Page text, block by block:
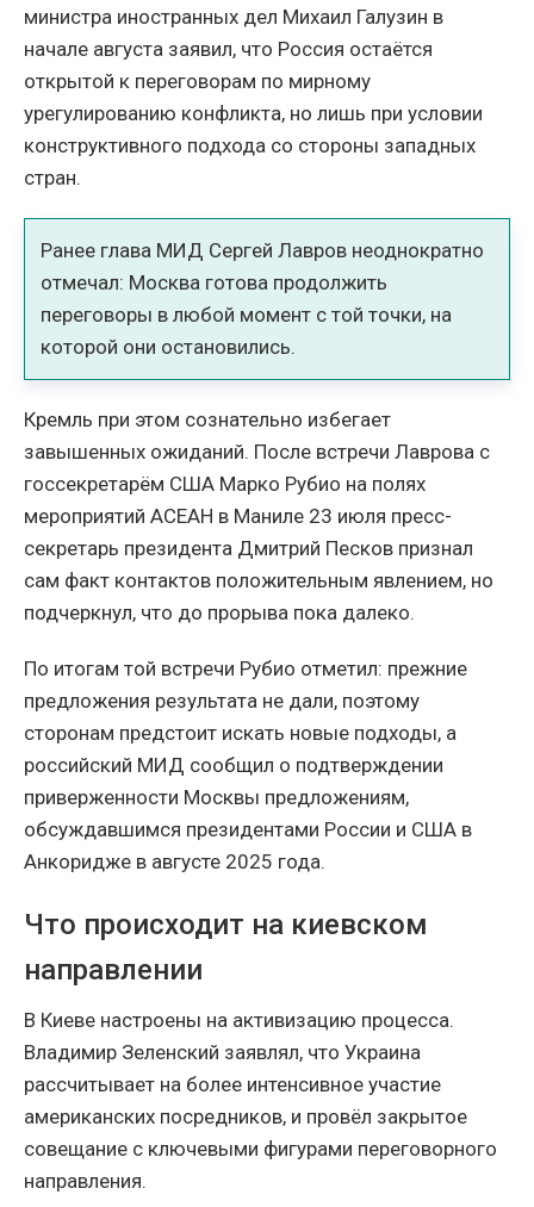
министра иностранных дел Михаил Галузин в
начале августа заявил, что Россия остаётся
открытой к переговорам по мирному
урегулированию конфликта, но лишь при условии
конструктивного подхода со стороны западных
стран.
Ранее глава МИД Сергей Лавров неоднократно
отмечал: Москва готова продолжить
переговоры в любой момент с той точки, на
которой они остановились.
Кремль при этом сознательно избегает
завышенных ожиданий. После встречи Лаврова с
госсекретарём США Марко Рубио на полях
мероприятий АСЕАН в Маниле 23 июля пресс-
секретарь президента Дмитрий Песков признал
сам факт контактов положительным явлением, но
подчеркнул, что до прорыва пока далеко.
По итогам той встречи Рубио отметил: прежние
предложения результата не дали, поэтому
сторонам предстоит искать новые подходы, а
российский МИД сообщил о подтверждении
приверженности Москвы предложениям,
обсуждавшимся президентами России и США в
Анкоридже в августе 2025 года.
Что происходит на киевском
направлении
В Киеве настроены на активизацию процесса.
Владимир Зеленский заявлял, что Украина
рассчитывает на более интенсивное участие
американских посредников, и провёл закрытое
совещание с ключевыми фигурами переговорного
направления.